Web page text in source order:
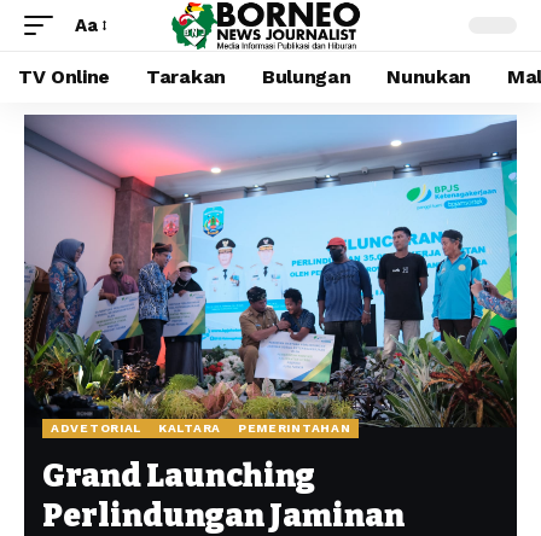
Aa
TV Online Tarakan Bulungan Nunukan
ADVETORIAL KALTARA PEMERINTAHAN
Grand Launching
Perlindungan Jaminan